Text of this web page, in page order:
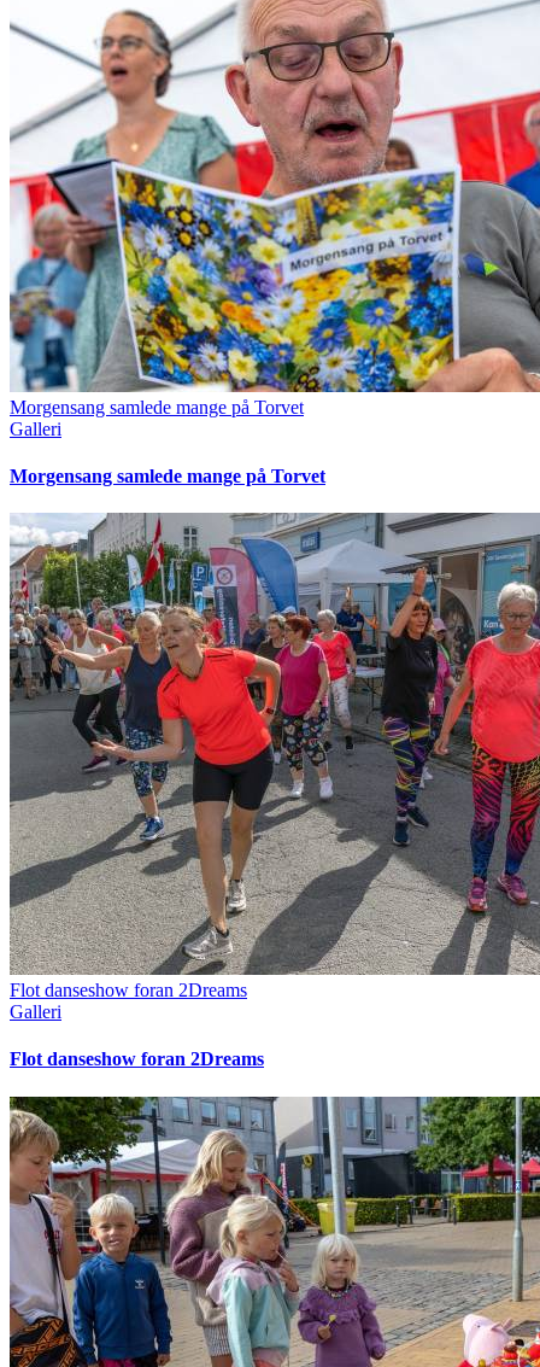
Morgensang samlede mange på Torvet
Galleri
Morgensang samlede mange på Torvet
Flot danseshow foran 2Dreams
Galleri
Flot danseshow foran 2Dreams